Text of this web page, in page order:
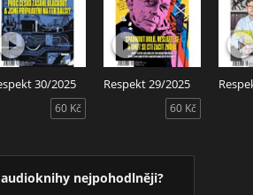
papírové verze zdarma.
najdete zde
Respekt v audio verzi. Čte
30/2025
60 Kč
Respekt 29/2025
60 Kč
nejpohodlněji?